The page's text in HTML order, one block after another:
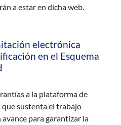
a estar en dicha web.
electrónica
en el Esquema
a la plataforma de
sustenta el trabajo
para garantizar la